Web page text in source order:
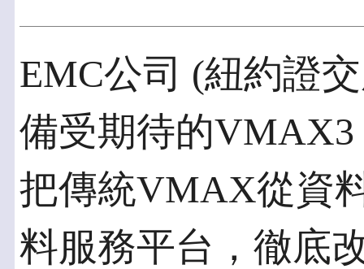
EMC公司 (紐約證
備受期待的VMAX3
把傳統VMAX從資
料服務平台，徹底